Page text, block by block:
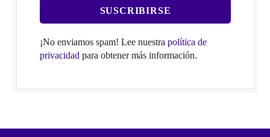
¡No enviamos spam! Lee nuestra política de
privacidad para obtener más información.